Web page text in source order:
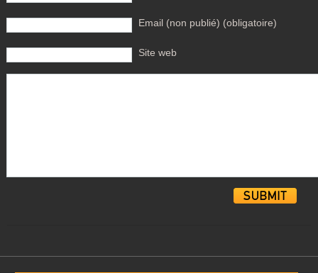
Email (non publié) (obligatoire)
Site web